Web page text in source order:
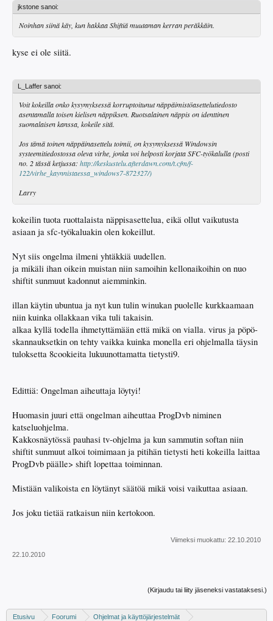
jkstone sanoi:
Noinhan siinä käy, kun hakkaa Shiftiä muutaman kerran peräkkäin.
kyse ei ole siitä.
L_Laffer sanoi:
Voit kokeilla onko kysymyksessä korruptoitunut näppäimistöasettelutiedosto
asentamalla toisen kielisen näppiksen. Ruotsalainen näppis on identtinen
suomalaisen kanssa, kokeile sitä.
Jos tämä toinen näppäinasettelu toimii, on kysymyksessä Windowsin
systeemitiedostossa oleva virhe, jonka voi helposti korjata SFC-työkalulla (posti
no. 2 tässä ketjussa: http://keskustelu.afterdawn.com/t.cfm/f-
122/virhe_kaynnistaessa_windows7-872327/)
Larry
kokeilin tuota ruottalaista näppisasettelua, eikä ollut vaikutusta
asiaan ja sfc-työkaluakin olen kokeillut.
Nyt siis ongelma ilmeni yhtäkkiä uudellen.
ja mikäli ihan oikein muistan niin samoihin kellonaikoihin on nuo
shiftit sunmuut kadonnut aiemminkin.
illan käytin ubuntua ja nyt kun tulin winukan puolelle kurkkaamaan
niin kuinka ollakkaan vika tuli takaisin.
alkaa kyllä todella ihmetyttämään että mikä on vialla. virus ja pöpö-
skannauksetkin on tehty vaikka kuinka monella eri ohjelmalla täysin
tuloksetta 8cookieita lukuunottamatta tietysti9.
Edittiä: Ongelman aiheuttaja löytyi!
Huomasin juuri että ongelman aiheuttaa ProgDvb niminen
katseluohjelma.
Kakkosnäytössä pauhasi tv-ohjelma ja kun sammutin softan niin
shiftit sunmuut alkoi toimimaan ja pitihän tietysti heti kokeilla laittaa
ProgDvb päälle> shift lopettaa toiminnan.
Mistään valikoista en löytänyt säätöä mikä voisi vaikuttaa asiaan.
Jos joku tietää ratkaisun niin kertokoon.
Viimeksi muokattu: 22.10.2010
22.10.2010
(Kirjaudu tai liity jäseneksi vastataksesi.)
Etusivu Foorumi Ohjelmat ja käyttöjärjestelmät